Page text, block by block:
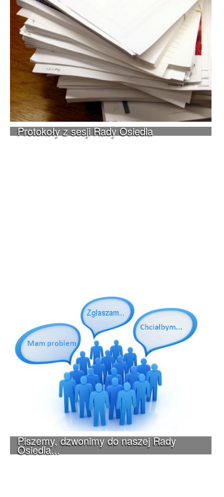
Protokoły z sesji Rady Osiedla
Piszemy, dzwonimy do naszej Rady
Osiedla...